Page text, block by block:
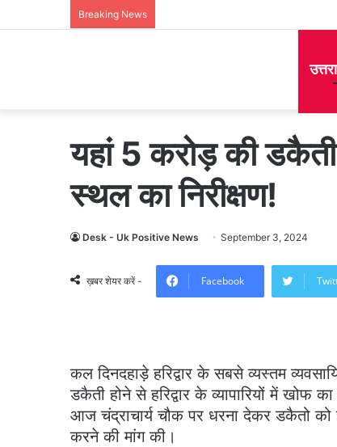
Breaking News
यहां 5 करोड़ की
स्थल का निरीक्षण!
Desk - Uk Positive News September 3, 2024
ख़बर शेयर करें - Facebook
कल दिनदहाड़े हरिद्वार के सबसे व्यस्तम
डकैती होने से हरिद्वार के व्यापारियों में खोफ
आज चंद्राचार्य चौक पर धरना देकर डकैतो को
करने की मांग की।